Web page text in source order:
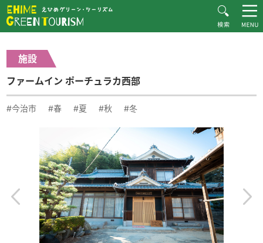
お知らせ
おすすめプラン
体験・施設紹介
ダウンロード
ムービー
愛媛県グリーン・ツーリズム推進協議会について
お問い合わせ サイトマップ
施設
ファームイン ポーチュラカ西部
#今治市 #春 #夏 #秋 #冬